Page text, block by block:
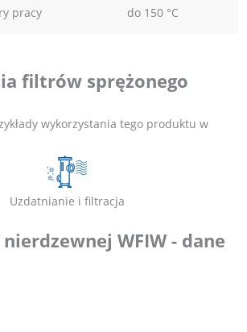
pracy do 150 °C
filtrów sprężonego
wykorzystania tego produktu w
Uzdatnianie i filtracja
WFIW - dane